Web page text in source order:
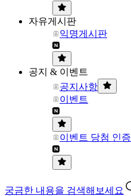
자유게시판
익명게시판
공지 & 이벤트
공지사항
이벤트
이벤트 당첨 인증
궁금한 내용을 검색해보세요